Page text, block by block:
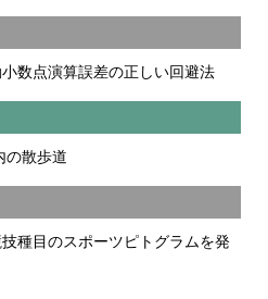
数点演算誤差の正しい回避法
散歩道
種目のスポーツピトグラムを発